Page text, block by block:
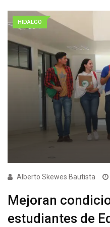
HIDALGO
Alberto Skewes Bautista
Mejoran
estudiantes de